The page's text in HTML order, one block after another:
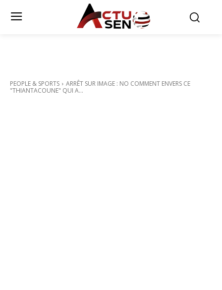
PEOPLE & SPORTS
ARRÊT SUR IMAGE : NO COMMENT ENVERS CE
"THIANTACOUNE" QUI A...